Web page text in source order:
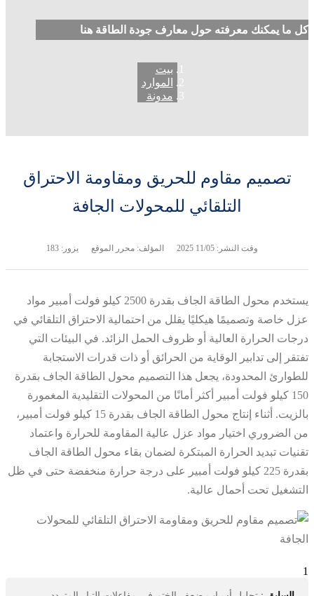
كل ما يمكنك معرفته حول معارف جودة الطاقة هنا
بيت
الموارد
مدونة
تصميم مقاوم للحريق ومقاومة الاحتراق
التلقائي للمحولات الجافة
وقت النشر:11/05 2025 المؤلف: محرر الموقع يزور: 183
يستخدم محول الطاقة الجاف بقدرة 2500 كيلو فولت أمبير مواد
عزل خاصة وتصميمًا هيكليًا يقلل من احتمالية الاحتراق التلقائي في
درجات الحرارة العالية أو ظروف الحمل الزائد. في البيئات التي
تفتقر إلى تدابير الوقاية من الحرائق أو ذات قدرات الاستجابة
للطوارئ المحدودة، يجعل هذا التصميم محول الطاقة الجاف بقدرة
150 كيلو فولت أمبير أكثر أمانًا من المحولات التقليدية المغمورة
بالزيت. أثناء إنتاج محول الطاقة الجاف بقدرة 15 كيلو فولت أمبير،
من الضروري اختيار مواد عزل عالية المقاومة للحرارة واعتماد
تقنيات تبديد الحرارة المبتكرة لضمان بقاء محول الطاقة الجاف
بقدرة 225 كيلو فولت أمبير على درجة حرارة منخفضة حتى في ظل
التشغيل تحت أحمال عالية.
1